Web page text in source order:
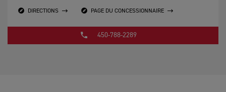
DIRECTIONS PAGE DU CONCESSIONNAIRE
450-788-2289